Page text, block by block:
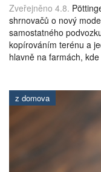
Zveřejněno 4.8.
shrnovačů o nový
samostatného
kopírováním terénu a
hlavně na farmách,
z domova